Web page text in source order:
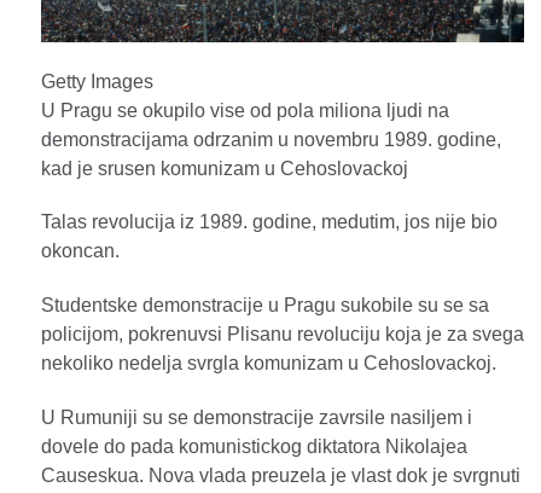
Getty Images
U Pragu se okupilo vise od pola miliona ljudi na
demonstracijama odrzanim u novembru 1989. godine,
kad je srusen komunizam u Cehoslovackoj
Talas revolucija iz 1989. godine, medutim, jos nije bio
okoncan.
Studentske demonstracije u Pragu sukobile su se sa
policijom, pokrenuvsi Plisanu revoluciju koja je za svega
nekoliko nedelja svrgla komunizam u Cehoslovackoj.
U Rumuniji su se demonstracije zavrsile nasiljem i
dovele do pada komunistickog diktatora Nikolajea
Causeskua. Nova vlada preuzela je vlast dok je svrgnuti